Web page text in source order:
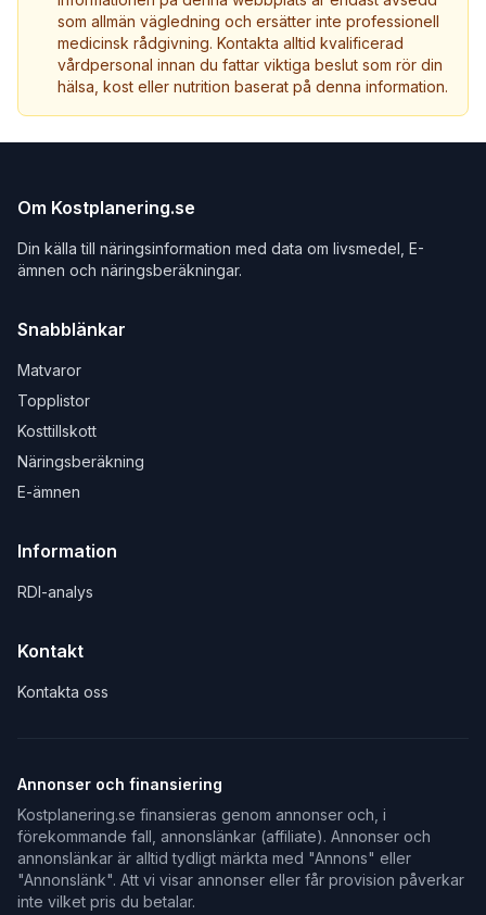
som allmän vägledning och ersätter inte professionell
medicinsk rådgivning. Kontakta alltid kvalificerad
vårdpersonal innan du fattar viktiga beslut som rör din
hälsa, kost eller nutrition baserat på denna information.
Om Kostplanering.se
Din källa till näringsinformation med data om livsmedel, E-
ämnen och näringsberäkningar.
Snabblänkar
Matvaror
Topplistor
Kosttillskott
Näringsberäkning
E-ämnen
Information
RDI-analys
Kontakt
Kontakta oss
Annonser och finansiering
Kostplanering.se finansieras genom annonser och, i
förekommande fall, annonslänkar (affiliate). Annonser och
annonslänkar är alltid tydligt märkta med "Annons" eller
"Annonslänk". Att vi visar annonser eller får provision påverkar
inte vilket pris du betalar.